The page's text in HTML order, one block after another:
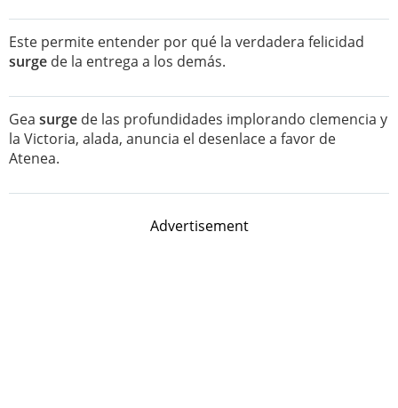
Este permite entender por qué la verdadera felicidad
surge de la entrega a los demás.
Gea surge de las profundidades implorando clemencia y
la Victoria, alada, anuncia el desenlace a favor de
Atenea.
Advertisement